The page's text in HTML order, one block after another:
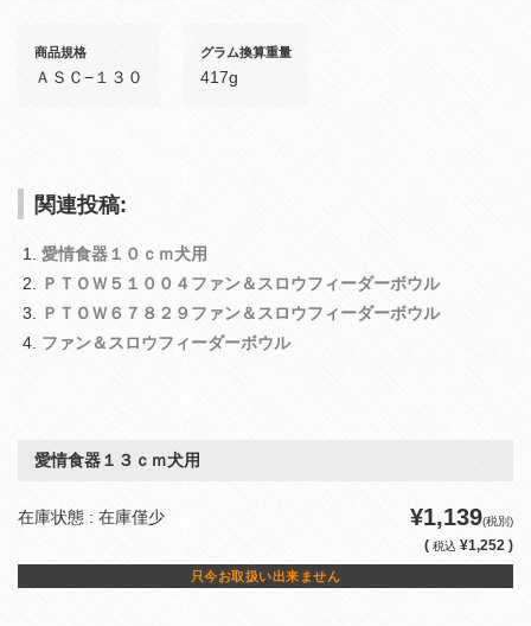
商品規格
ＡＳＣ−１３０
グラム換算重量
417g
関連投稿:
愛情食器１０ｃｍ犬用
ＰＴＯＷ５１００４ファン＆スロウフィーダーボウル
ＰＴＯＷ６７８２９ファン＆スロウフィーダーボウル
ファン＆スロウフィーダーボウル
愛情食器１３ｃｍ犬用
在庫状態 : 在庫僅少 ¥1,139(税別)
( 税込 ¥1,252 )
只今お取扱い出来ません